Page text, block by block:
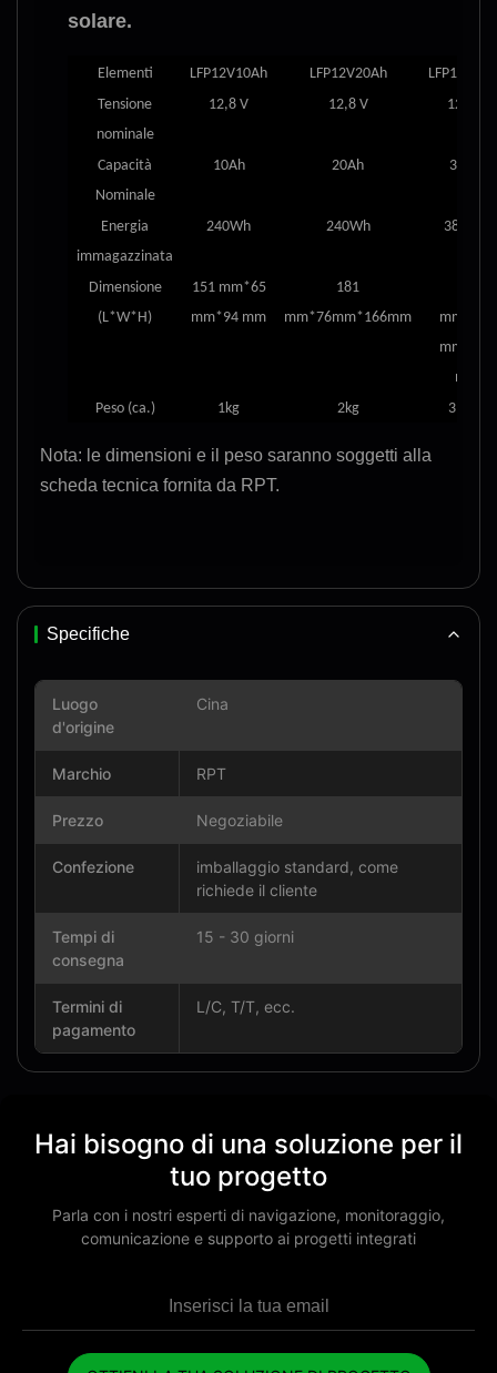
solare.
Elementi LFP12V10Ah LFP12V20Ah LFP12V30
Tensione
nominale
12,8 V 12,8 V 12,8 V
Capacità
Nominale
10Ah 20Ah 30 Ah
Energia
immagazzinata
240Wh 240Wh 384 Wh
Dimensione
(L*W*H)
151 mm*65
mm*94 mm
181
mm*76mm*166mm
mm*166
mm*125
mm
Peso (ca.) 1kg 2kg 3,3 kg
Nota: le dimensioni e il peso saranno soggetti alla
scheda tecnica fornita da RPT.
Specifiche
Luogo
d'origine
Cina
Marchio RPT
Prezzo Negoziabile
Confezione
imballaggio standard, come
richiede il cliente
Tempi di
consegna
15 - 30 giorni
Termini di
pagamento
L/C, T/T, ecc.
Hai bisogno di una soluzione per il
tuo progetto
Parla con i nostri esperti di navigazione, monitoraggio,
comunicazione e supporto ai progetti integrati